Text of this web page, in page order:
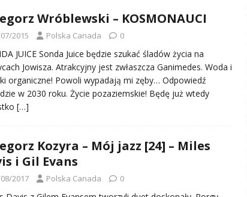
Wróblewski – KOSMONAUCI
2015 Polska Canada 0
JUICE Sonda Juice będzie szukać śladów życia na
Jowisza. Atrakcyjny jest zwłaszcza Ganimedes. Woda i
organiczne! Powoli wypadają mi zęby… Odpowiedź
w 2030 roku. Życie pozaziemskie! Będę już wtedy
[…]
Kozyra – Mój jazz [24] – Miles
i Gil Evans
2017 Polska Canada 0